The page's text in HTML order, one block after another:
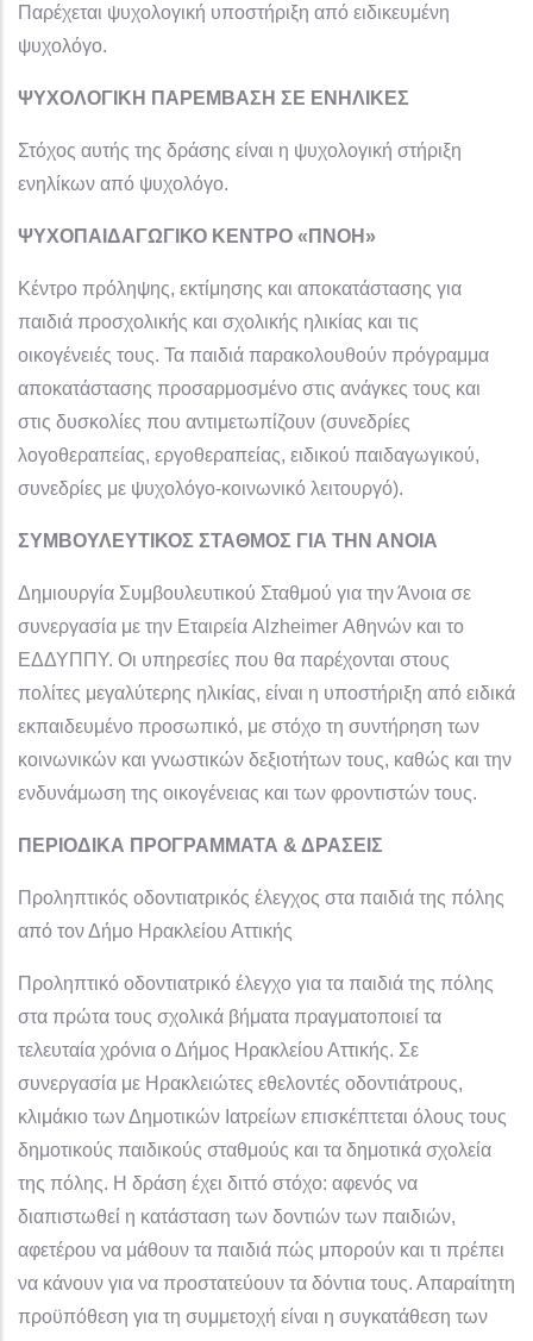
Παρέχεται ψυχολογική υποστήριξη από ειδικευμένη
ψυχολόγο.
ΨΥΧΟΛΟΓΙΚΗ ΠΑΡΕΜΒΑΣΗ ΣΕ ΕΝΗΛΙΚΕΣ
Στόχος αυτής της δράσης είναι η ψυχολογική στήριξη
ενηλίκων από ψυχολόγο.
ΨΥΧΟΠΑΙΔΑΓΩΓΙΚΟ ΚΕΝΤΡΟ «ΠΝΟΗ»
Κέντρο πρόληψης, εκτίμησης και αποκατάστασης για
παιδιά προσχολικής και σχολικής ηλικίας και τις
οικογένειές τους. Τα παιδιά παρακολουθούν πρόγραμμα
αποκατάστασης προσαρμοσμένο στις ανάγκες τους και
στις δυσκολίες που αντιμετωπίζουν (συνεδρίες
λογοθεραπείας, εργοθεραπείας, ειδικού παιδαγωγικού,
συνεδρίες με ψυχολόγο-κοινωνικό λειτουργό).
ΣΥΜΒΟΥΛΕΥΤΙΚΟΣ ΣΤΑΘΜΟΣ ΓΙΑ ΤΗΝ ΑΝΟΙΑ
Δημιουργία Συμβουλευτικού Σταθμού για την Άνοια σε
συνεργασία με την Εταιρεία Alzheimer Αθηνών και το
ΕΔΔΥΠΠΥ. Οι υπηρεσίες που θα παρέχονται στους
πολίτες μεγαλύτερης ηλικίας, είναι η υποστήριξη από ειδικά
εκπαιδευμένο προσωπικό, με στόχο τη συντήρηση των
κοινωνικών και γνωστικών δεξιοτήτων τους, καθώς και την
ενδυνάμωση της οικογένειας και των φροντιστών τους.
ΠΕΡΙΟΔΙΚΑ ΠΡΟΓΡΑΜΜΑΤΑ & ΔΡΑΣΕΙΣ
Προληπτικός οδοντιατρικός έλεγχος στα παιδιά της πόλης
από τον Δήμο Ηρακλείου Αττικής
Προληπτικό οδοντιατρικό έλεγχο για τα παιδιά της πόλης
στα πρώτα τους σχολικά βήματα πραγματοποιεί τα
τελευταία χρόνια ο Δήμος Ηρακλείου Αττικής. Σε
συνεργασία με Ηρακλειώτες εθελοντές οδοντιάτρους,
κλιμάκιο των Δημοτικών Ιατρείων επισκέπτεται όλους τους
δημοτικούς παιδικούς σταθμούς και τα δημοτικά σχολεία
της πόλης. Η δράση έχει διττό στόχο: αφενός να
διαπιστωθεί η κατάσταση των δοντιών των παιδιών,
αφετέρου να μάθουν τα παιδιά πώς μπορούν και τι πρέπει
να κάνουν για να προστατεύουν τα δόντια τους. Απαραίτητη
προϋπόθεση για τη συμμετοχή είναι η συγκατάθεση των